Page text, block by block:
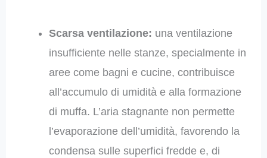
Scarsa ventilazione: una ventilazione
insufficiente nelle stanze, specialmente in
aree come bagni e cucine, contribuisce
all’accumulo di umidità e alla formazione
di muffa. L’aria stagnante non permette
l’evaporazione dell’umidità, favorendo la
condensa sulle superfici fredde e, di